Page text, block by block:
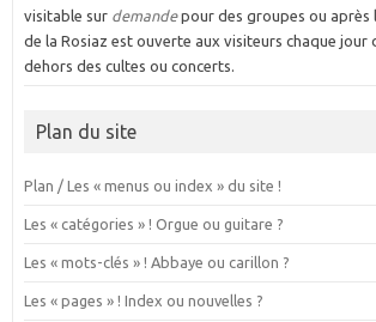
visitable sur demandepour des groupes ou après
de la Rosiaz est ouverte aux visiteurs chaque jour
dehors des cultes ou concerts.
Plan du site
Plan / Les « menus ou index » du site !
Les « catégories » ! Orgue ou guitare ?
Les « mots-clés » ! Abbaye ou carillon ?
Les « pages » ! Index ou nouvelles ?